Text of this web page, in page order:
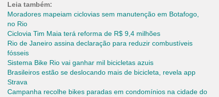
Leia também:
Moradores mapeiam ciclovias sem manutenção em Botafogo,
no Rio
Ciclovia Tim Maia terá reforma de R$ 9,4 milhões
Rio de Janeiro assina declaração para reduzir combustíveis
fósseis
Sistema Bike Rio vai ganhar mil bicicletas azuis
Brasileiros estão se deslocando mais de bicicleta, revela app
Strava
Campanha recolhe bikes paradas em condomínios na cidade do